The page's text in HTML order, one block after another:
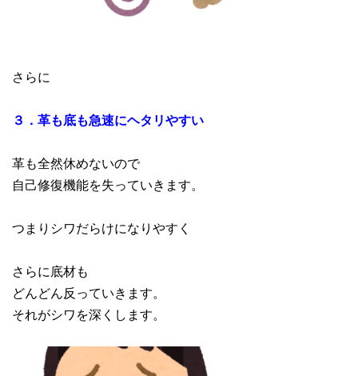
さらに
３．革も底も急速にヘタリやすい
革も全然休めないので
自己修復機能を失っていきます。
つまりシワだらけになりやすく
さらに底材も
どんどん反っていきます。
それがシワを深くします。